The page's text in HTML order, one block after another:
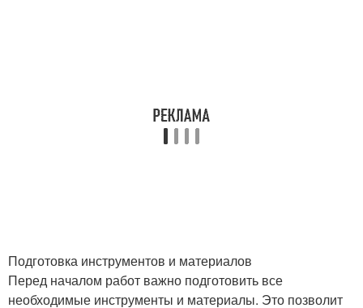
Подготовка инструментов и материалов
Перед началом работ важно подготовить все
необходимые инструменты и материалы. Это позволит